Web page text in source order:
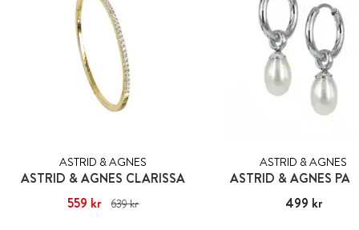
ASTRID & AGNES
ASTRID & AGNES CLARISSA
Nuvarande pris: 559 kr
559 kr 639 kr
ASTRID & AGNES
ASTRID & AGNES
Pris:499 kr
499 kr